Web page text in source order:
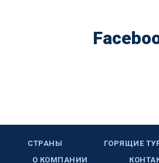
СТРАНЫ ГОРЯЩИЕ
О КОМПАНИИ